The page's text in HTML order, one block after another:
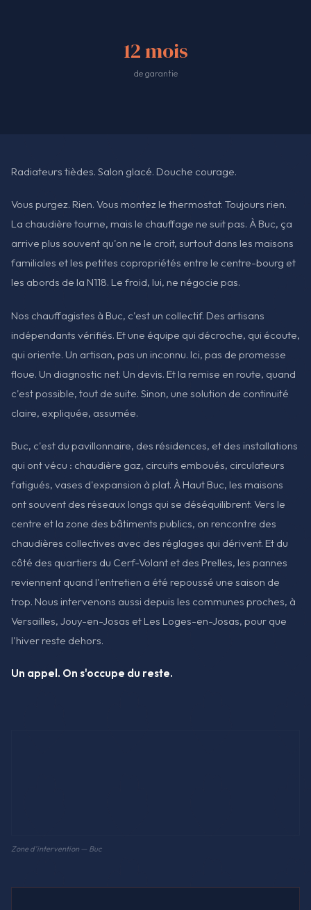
12 mois
de garantie
Radiateurs tièdes. Salon glacé. Douche courage.
Vous purgez. Rien. Vous montez le thermostat. Toujours rien.
La chaudière tourne, mais le chauffage ne suit pas. À Buc, ça
arrive plus souvent qu'on ne le croit, surtout dans les maisons
familiales et les petites copropriétés entre le centre-bourg et
les abords de la N118. Le froid, lui, ne négocie pas.
Nos chauffagistes à Buc, c'est un collectif. Des artisans
indépendants vérifiés. Et une équipe qui décroche, qui écoute,
qui oriente. Un artisan, pas un inconnu. Ici, pas de promesse
floue. Un diagnostic net. Un devis. Et la remise en route, quand
c'est possible, tout de suite. Sinon, une solution de continuité
claire, expliquée, assumée.
Buc, c'est du pavillonnaire, des résidences, et des installations
qui ont vécu : chaudière gaz, circuits emboués, circulateurs
fatigués, vases d'expansion à plat. À Haut Buc, les maisons
ont souvent des réseaux longs qui se déséquilibrent. Vers le
centre et la zone des bâtiments publics, on rencontre des
chaudières collectives avec des réglages qui dérivent. Et du
côté des quartiers du Cerf-Volant et des Prelles, les pannes
reviennent quand l'entretien a été repoussé une saison de
trop. Nous intervenons aussi depuis les communes proches, à
Versailles, Jouy-en-Josas et Les Loges-en-Josas, pour que
l'hiver reste dehors.
Un appel. On s'occupe du reste.
Zone d'intervention — Buc